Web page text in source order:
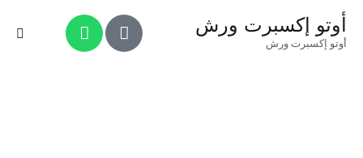
أوتو إكسبرت ورش
أوتو إكسبرت ورش